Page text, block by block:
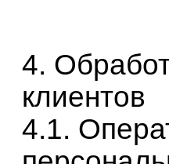
4.
клиентов
4.1.